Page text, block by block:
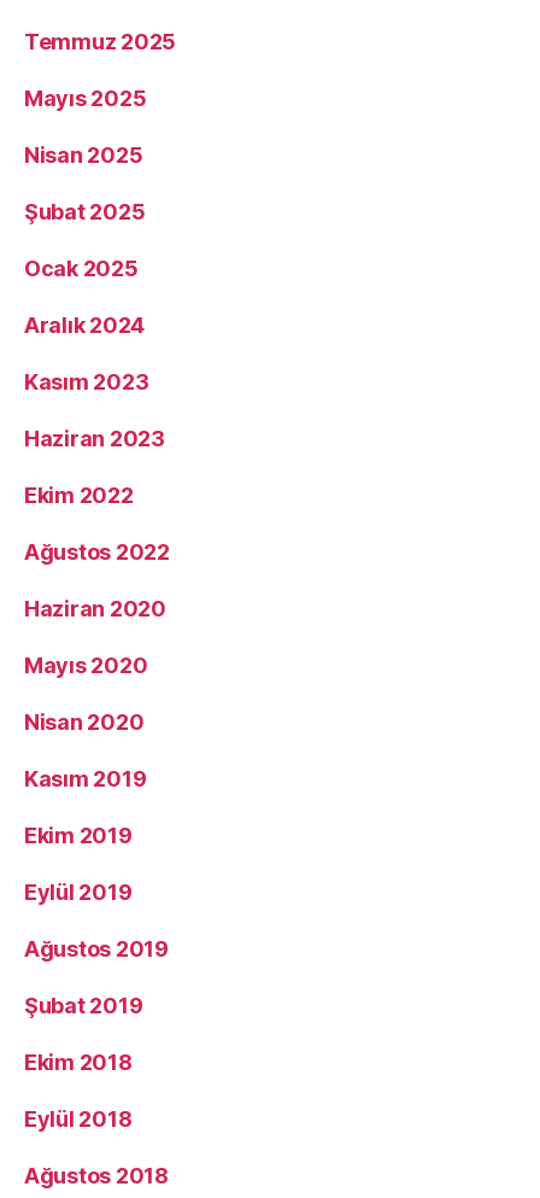
Temmuz 2025
Mayıs 2025
Nisan 2025
Şubat 2025
Ocak 2025
Aralık 2024
Kasım 2023
Haziran 2023
Ekim 2022
Ağustos 2022
Haziran 2020
Mayıs 2020
Nisan 2020
Kasım 2019
Ekim 2019
Eylül 2019
Ağustos 2019
Şubat 2019
Ekim 2018
Eylül 2018
Ağustos 2018